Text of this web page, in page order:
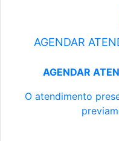
AGENDAR
AGENDAR
O atendimento